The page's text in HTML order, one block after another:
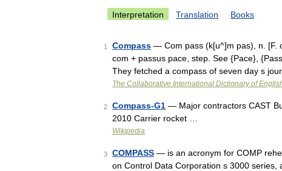
Interpretation Translation Books
1 Compass — Com pass (k[u^]m pas), n. [F.
com + passus pace, step. See {Pace},
They fetched a compass of seven day s
The Collaborative International Dictionary of
2 Compass-G1 — Major contractors CAST
2010 Carrier rocket …
Wikipedia
3 COMPASS — is an acronym for COMP
on Control Data Corporation s 3000